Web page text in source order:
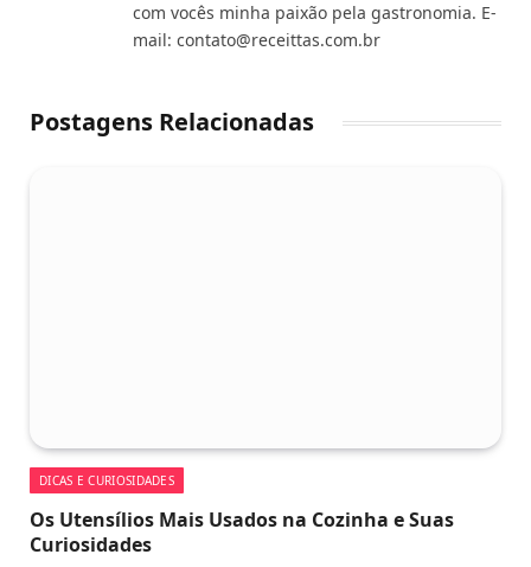
com vocês minha paixão pela gastronomia. E-
mail: contato@receittas.com.br
Postagens Relacionadas
DICAS E CURIOSIDADES
Os Utensílios Mais Usados na Cozinha e Suas
Curiosidades